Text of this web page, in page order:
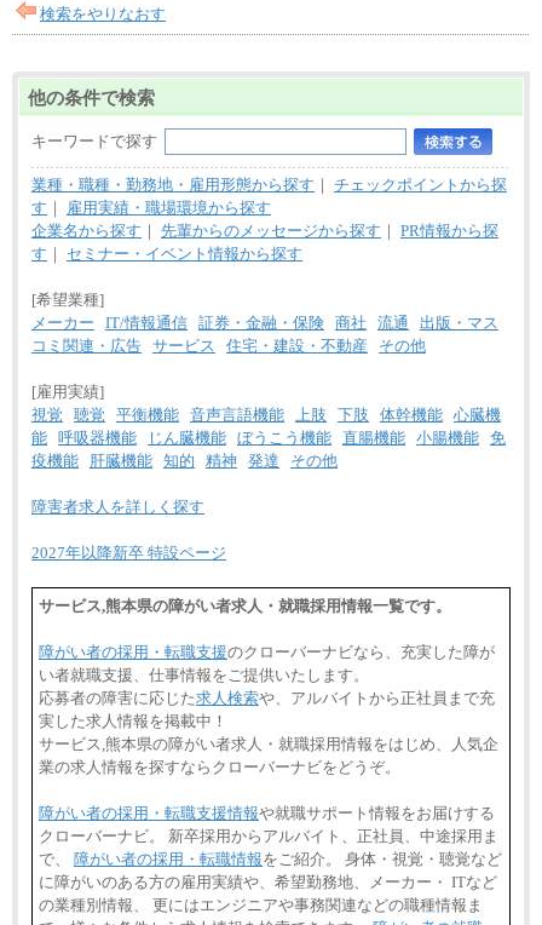
検索をやりなおす
他の条件で検索
キーワードで探す
業種・職種・勤務地・雇用形態から探す ｜ チェックポイントから探
す ｜
雇用実績・職場環境から探す
企業名から探す ｜ 先輩からのメッセージから探す ｜ PR情報から探
す ｜ セミナー・イベント情報から探す
[希望業種]
メーカー
IT/情報通信 証券・金融・保険 商社 流通
出版・マス
コミ関連・広告 サービス 住宅・建設・不動産 その他
[雇用実績]
視覚
聴覚 平衡機能 音声言語機能 上肢 下肢 体幹機能 心臓機
能 呼吸器機能 じん臓機能 ぼうこう機能 直腸機能 小腸機能 免
疫機能
肝臓機能 知的 精神 発達 その他
障害者求人を詳しく探す
2027年以降新卒 特設ページ
サービス,熊本県の障がい者求人・就職採用情報一覧です。
障がい者の採用・転職支援のクローバーナビなら、充実した障が
い者就職支援、仕事情報をご提供いたします。
応募者の障害に応じた求人検索や、アルバイトから正社員まで充
実した求人情報を掲載中！
サービス,熊本県の障がい者求人・就職採用情報をはじめ、人気企
業の求人情報を探すならクローバーナビをどうぞ。
障がい者の採用・転職支援情報や就職サポート情報をお届けする
クローバーナビ。 新卒採用からアルバイト、正社員、中途採用ま
で、 障がい者の採用・転職情報をご紹介。 身体・視覚・聴覚など
に障がいのある方の雇用実績や、希望勤務地、メーカー・ ITなど
の業種別情報、 更にはエンジニアや事務関連などの職種情報ま